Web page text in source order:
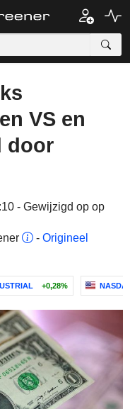
VS en
door
- Gewijzigd op op
- Origineel
+0,28%